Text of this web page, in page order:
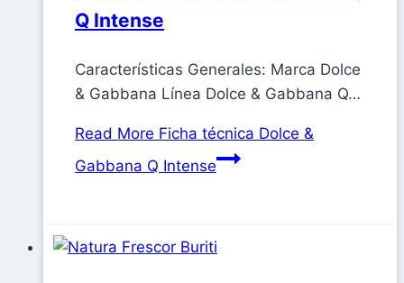
Q Intense
Características Generales: Marca Dolce
& Gabbana Línea Dolce & Gabbana Q…
Read More Ficha técnica Dolce &
Gabbana Q Intense